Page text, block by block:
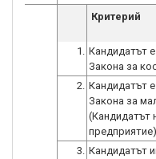
Критерий
1. Кандидатът
Закона за
2. Кандидатът
Закона за
(Кандидатът
предприятие)
3. Кандидатът